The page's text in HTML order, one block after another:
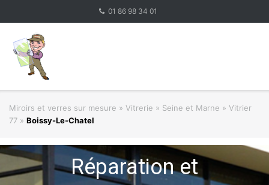
01 86 98 34 01
Miroirs et verres sur mesure » Vitrerie » Seine et Marne » Vitrier
77 » Boissy-Le-Chatel
Réparation et